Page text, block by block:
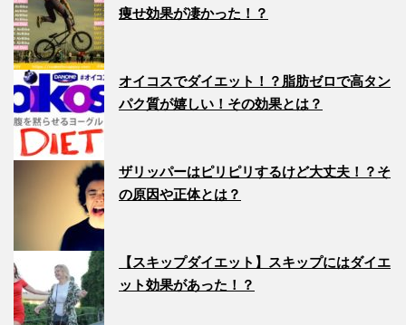
痩せ効果が凄かった！？
オイコスでダイエット！？脂肪ゼロで高タン
パク質が嬉しい！その効果とは？
ザリッパーはピリピリするけど大丈夫！？そ
の原因や正体とは？
【スキップダイエット】スキップにはダイエ
ット効果があった！？